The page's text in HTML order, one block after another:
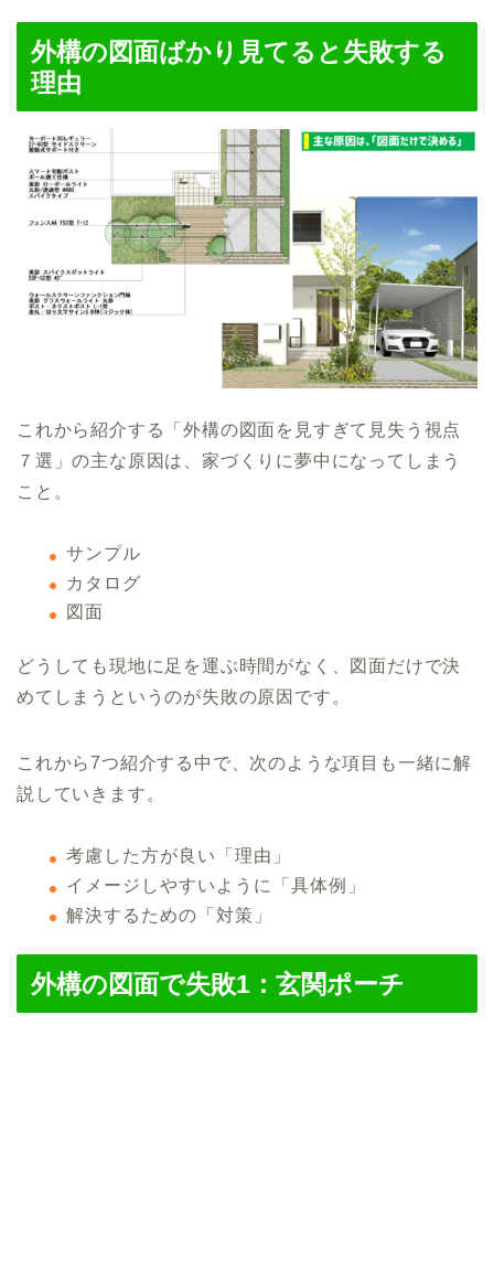
外構の図面ばかり見てると失敗する
理由
これから紹介する「外構の図面を見すぎて見失う視点
７選」の主な原因は、家づくりに夢中になってしまう
こと。
サンプル
カタログ
図面
どうしても現地に足を運ぶ時間がなく、図面だけで決
めてしまうというのが失敗の原因です。
これから7つ紹介する中で、次のような項目も一緒に解
説していきます。
考慮した方が良い「理由」
イメージしやすいように「具体例」
解決するための「対策」
外構の図面で失敗1：玄関ポーチ